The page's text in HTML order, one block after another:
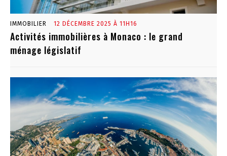
IMMOBILIER 12 DÉCEMBRE 2025 À 11H16
Activités immobilières à Monaco : le grand
ménage législatif